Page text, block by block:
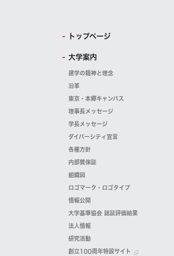
トップページ
大学案内
建学の精神と理念
沿革
東京・本郷キャンパス
理事長メッセージ
学長メッセージ
ダイバーシティ宣言
各種方針
内部質保証
組織図
ロゴマーク・ロゴタイプ
情報公開
大学基準協会 認証評価結果
法人情報
研究活動
創立100周年特設サイト